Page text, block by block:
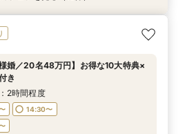
／10名38万円】お得な10大特典×豪
フェアを予約
／衣裳込13万円】お得な10大特典×豪
も
フェアを予約
婚／10名38万円】お得な10大特典×
き
フェアを予約
泊プレゼントプラン】10大特典×少人
フェアを予約
50名様40万円／2部制も可】お得な
き
フェアを予約
社婚／20名48万円】お得な10大特典
フェアを予約
婚／100万相当がお得に】10大特典×
フェアを予約
／30名様100万円OFF】10大特典＆豪
フェアを予約
真婚／25万円から】お得な10大特典×
き
フェアを予約
ン相談OK！】ご自宅で完結相談×10
フェアを予約
アル記念！】10大特典×豪華3万円試
フェアを予約
限定】Amazon１万円×試食◆リ
記念◆
フェアを予約
×日曜限定！】Amazon1万円×豪華３
フェアを予約
様婚／20名48万円】お得な10大特典×
き
2時間程度
14:30〜